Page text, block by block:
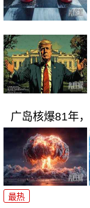
广岛核爆81年
最热